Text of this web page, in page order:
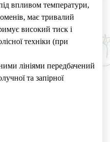
впливом температури,
має тривалий
високий тиск і
техніки (при
лініями передбачений
та запірної